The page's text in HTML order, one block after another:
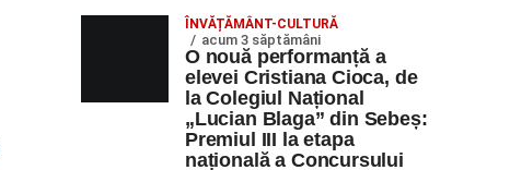
ÎNVĂȚĂMÂNT-CULTURĂ
acum 3 săptămâni
O nouă performanță a
elevei Cristiana Cioca, de
la Colegiul Național
„Lucian Blaga” din Sebeș:
Premiul III la etapa
națională a Concursului